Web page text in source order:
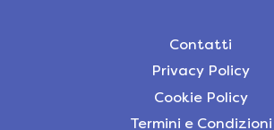
Contatti
Privacy Policy
Cookie Policy
Termini e Condizioni